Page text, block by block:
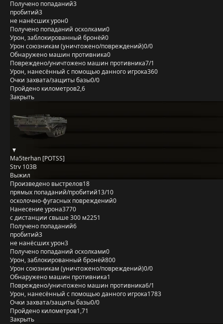
Получено попаданий3
пробитий3
не нанёсших урон0
Получено попаданий осколками0
Урон, заблокированный бронёй0
Урон союзникам (уничтожено/повреждений)0/0
Обнаружено машин противника0
Повреждено/уничтожено машин противника7/1
Урон, нанесённый с помощью данного игрока360
Очки захвата/защиты базы0/0
Пройдено километров2,6
Закрыть
Ma5terhan [POTSS]
Strv 103B
Выжил
Произведено выстрелов18
прямых попаданий/пробитий13/10
осколочно-фугасных повреждений0
Нанесение урона3770
с дистанции свыше 300 м2251
Получено попаданий6
пробитий3
не нанёсших урон3
Получено попаданий осколками0
Урон, заблокированный бронёй800
Урон союзникам (уничтожено/повреждений)0/0
Обнаружено машин противника1
Повреждено/уничтожено машин противника6/1
Урон, нанесённый с помощью данного игрока1783
Очки захвата/защиты базы0/0
Пройдено километров1,71
Закрыть